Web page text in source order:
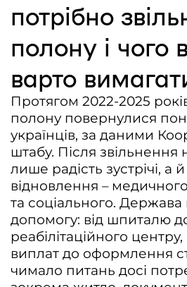
Медіакіт
Партнери проєкту та подяка
Редакційна політика | Копірайт
Документи
потрібно
полону і чого
варто
Протягом 2022-2025
полону повернулися
українців, за даними
штабу. Після звільнення
лише радість зустрічі, а
відновлення –
та соціального. Держава
допомогу: від шпиталю
реабілітаційного
виплат до оформлення
чимало питань досі